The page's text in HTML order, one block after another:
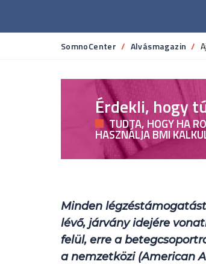
SomnoCenter Alvásmagazin
Érdekli, hogy
TUDTA, HOGY HA
HASZNÁLJA BMI
Minden
lévő, járvány idejére
felül, erre a
a nemzetközi (American